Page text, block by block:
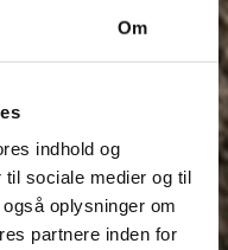
Om
indhold og
sociale medier og til
oplysninger om
partnere inden for